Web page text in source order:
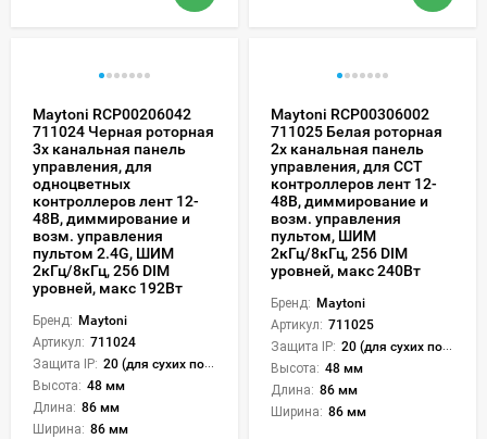
Maytoni RCP00206042
711024 Черная роторная
3х канальная панель
управления, для
одноцветных
контроллеров лент 12-
48В, диммирование и
возм. управления
пультом 2.4G, ШИМ
2кГц/8кГц, 256 DIM
уровней, макс 192Вт
Бренд: Maytoni
Артикул: 711024
Защита IP: 20 (для сухих пом.)
Высота: 48 мм
Длина: 86 мм
Ширина: 86 мм
Maytoni RCP00306002
711025 Белая роторная
2х канальная панель
управления, для CCT
контроллеров лент 12-
48В, диммирование и
возм. управления
пультом, ШИМ
2кГц/8кГц, 256 DIM
уровней, макс 240Вт
Бренд: Maytoni
Артикул: 711025
Защита IP: 20 (для сухих пом.)
Высота: 48 мм
Длина: 86 мм
Ширина: 86 мм